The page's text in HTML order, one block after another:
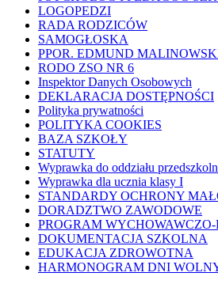
LOGOPEDZI
RADA RODZICÓW
SAMOGŁOSKA
PPOR. EDMUND
RODO ZSO NR 6
Inspektor Danych Osobowych
DEKLARACJA DOSTĘPNOŚCI
Polityka prywatności
POLITYKA COOKIES
BAZA SZKOŁY
STATUTY
Wyprawka do oddziału
Wyprawka dla ucznia klasy I
STANDARDY OCHRONY
DORADZTWO ZAWODOWE
PROGRAM
DOKUMENTACJA SZKOLNA
EDUKACJA ZDROWOTNA
HARMONOGRAM DNI